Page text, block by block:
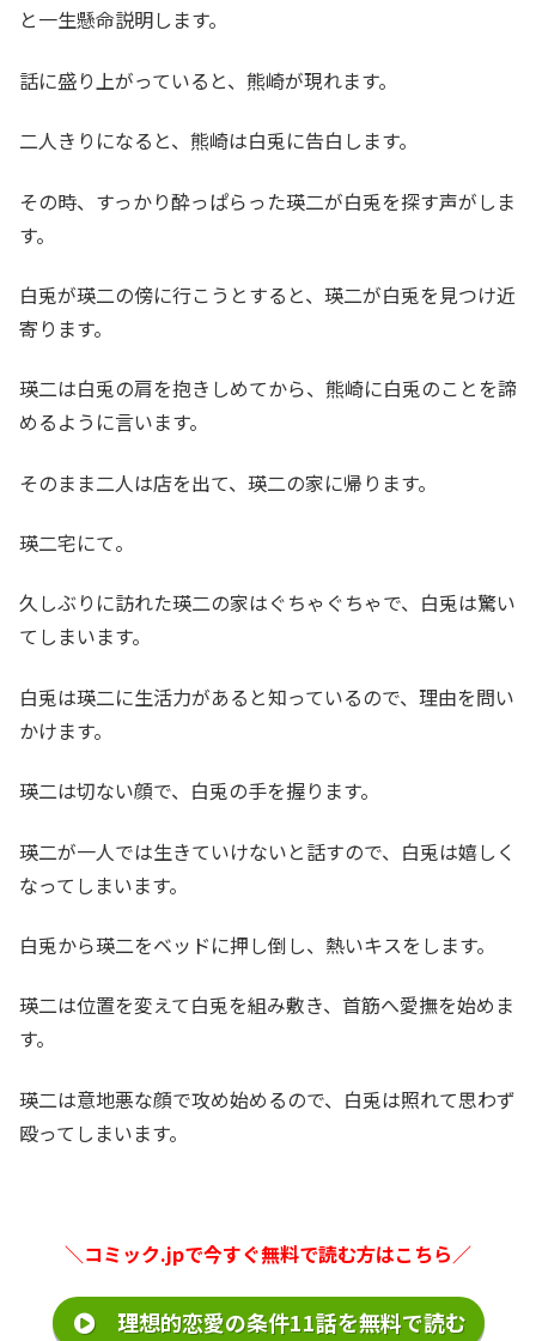
と一生懸命説明します。
話に盛り上がっていると、熊崎が現れます。
二人きりになると、熊崎は白兎に告白します。
その時、すっかり酔っぱらった瑛二が白兎を探す声がしま
す。
白兎が瑛二の傍に行こうとすると、瑛二が白兎を見つけ近
寄ります。
瑛二は白兎の肩を抱きしめてから、熊崎に白兎のことを諦
めるように言います。
そのまま二人は店を出て、瑛二の家に帰ります。
瑛二宅にて。
久しぶりに訪れた瑛二の家はぐちゃぐちゃで、白兎は驚い
てしまいます。
白兎は瑛二に生活力があると知っているので、理由を問い
かけます。
瑛二は切ない顔で、白兎の手を握ります。
瑛二が一人では生きていけないと話すので、白兎は嬉しく
なってしまいます。
白兎から瑛二をベッドに押し倒し、熱いキスをします。
瑛二は位置を変えて白兎を組み敷き、首筋へ愛撫を始めま
す。
瑛二は意地悪な顔で攻め始めるので、白兎は照れて思わず
殴ってしまいます。
＼コミック.jpで今すぐ無料で読む方はこちら／
理想的恋愛の条件11話を無料で読む